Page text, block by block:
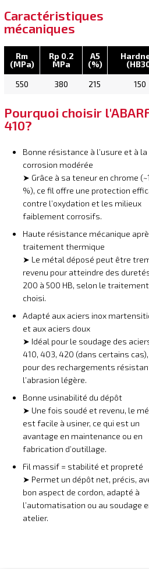
Caractéristiques
mécaniques
Rm
(MPa)
Rp 0.2
MPa
A5
(%)
550
380 215 150
Pourquoi choisir
410?
Bonne résistance à l’usure et à la
corrosion modérée
➤ Grâce à sa teneur en chrome
%), ce fil offre une protection
contre l’oxydation et les milieux
faiblement corrosifs.
Haute résistance mécanique
traitement thermique
➤ Le métal déposé peut être
revenu pour atteindre des
200 à 500 HB, selon le traitement
choisi.
Adapté aux aciers inox
et aux aciers doux
➤ Idéal pour le soudage des
410, 403, 420 (dans certains
pour des rechargements
l’abrasion légère.
Bonne usinabilité du dépôt
➤ Une fois soudé et revenu, le
est facile à usiner, ce qui est un
avantage en maintenance ou en
fabrication d’outillage.
Fil massif = stabilité et propreté
➤ Permet un dépôt net, précis,
bon aspect de cordon, adapté à
l’automatisation ou au soudage
atelier.